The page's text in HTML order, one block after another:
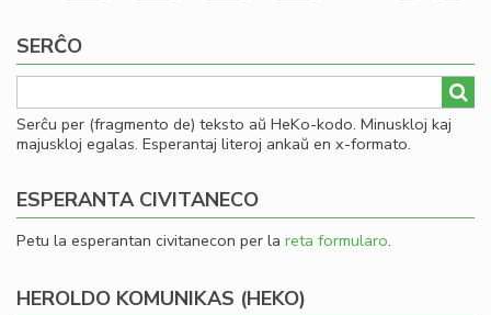
page
page
SERĈO
Serĉu per (fragmento de) teksto aŭ HeKo-kodo. Minuskloj kaj
majuskloj egalas. Esperantaj literoj ankaŭ en x-formato.
ESPERANTA CIVITANECO
Petu la esperantan civitanecon per la reta formularo.
HEROLDO KOMUNIKAS (HEKO)